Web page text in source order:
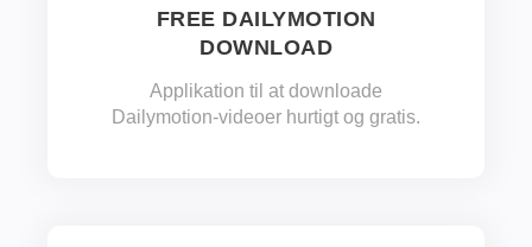
FREE DAILYMOTION
DOWNLOAD
Applikation til at downloade
Dailymotion-videoer hurtigt og gratis.